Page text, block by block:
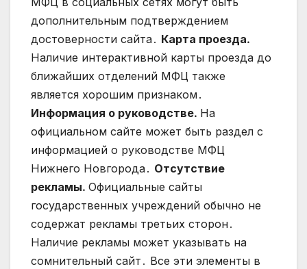
дополнительным подтверждением
достоверности сайта․ Карта проезда․
Наличие интерактивной карты проезда до
ближайших отделений МФЦ также
является хорошим признаком․
Информация о руководстве․ На
официальном сайте может быть раздел с
информацией о руководстве МФЦ
Нижнего Новгорода․ Отсутствие
рекламы․ Официальные сайты
государственных учреждений обычно не
содержат рекламы третьих сторон․
Наличие рекламы может указывать на
сомнительный сайт․ Все эти элементы в